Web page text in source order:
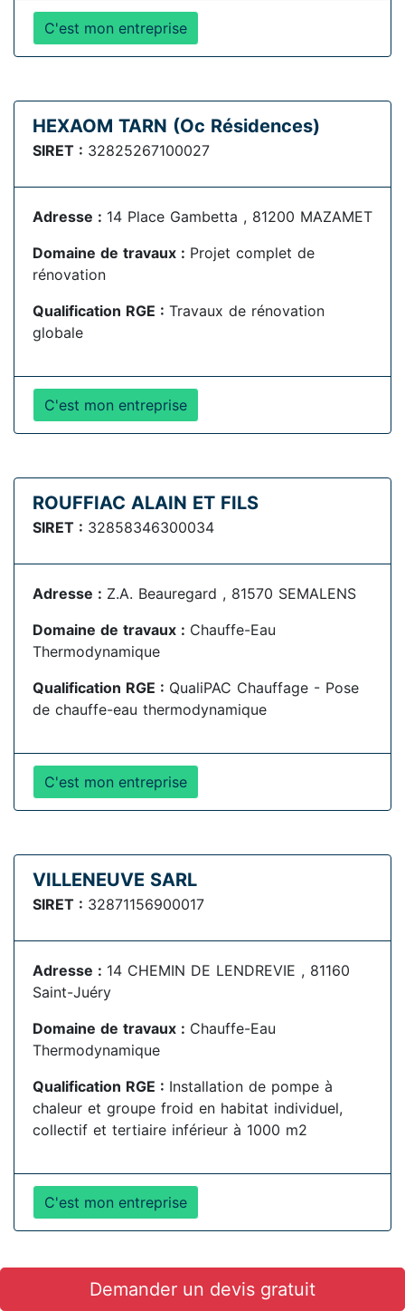
C'est mon entreprise
HEXAOM TARN (Oc Résidences)
SIRET : 32825267100027
Adresse : 14 Place Gambetta , 81200 MAZAMET
Domaine de travaux : Projet complet de
rénovation
Qualification RGE : Travaux de rénovation
globale
C'est mon entreprise
ROUFFIAC ALAIN ET FILS
SIRET : 32858346300034
Adresse : Z.A. Beauregard , 81570 SEMALENS
Domaine de travaux : Chauffe-Eau
Thermodynamique
Qualification RGE : QualiPAC Chauffage - Pose
de chauffe-eau thermodynamique
C'est mon entreprise
VILLENEUVE SARL
SIRET : 32871156900017
Adresse : 14 CHEMIN DE LENDREVIE , 81160
Saint-Juéry
Domaine de travaux : Chauffe-Eau
Thermodynamique
Qualification RGE : Installation de pompe à
chaleur et groupe froid en habitat individuel,
collectif et tertiaire inférieur à 1000 m2
C'est mon entreprise
CONSOLA MENUISERIE
Demander un devis gratuit